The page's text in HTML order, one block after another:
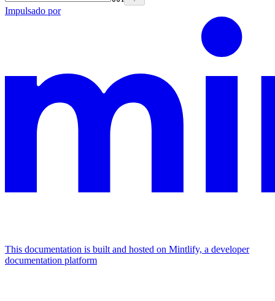
Impulsado por
This documentation is built and hosted on Mintlify, a developer
documentation platform